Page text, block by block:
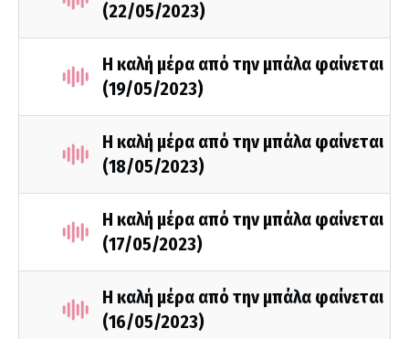
(22/05/2023)
Η καλή μέρα από την μπάλα φαίνεται
(19/05/2023)
Η καλή μέρα από την μπάλα φαίνεται
(18/05/2023)
Η καλή μέρα από την μπάλα φαίνεται
(17/05/2023)
Η καλή μέρα από την μπάλα φαίνεται
(16/05/2023)